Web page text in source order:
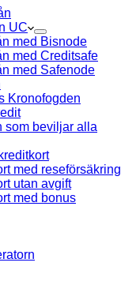
UC
med Bisnode
med Creditsafe
med Safenode
Kronofogden
som beviljar alla
med reseförsäkring
utan avgift
med bonus